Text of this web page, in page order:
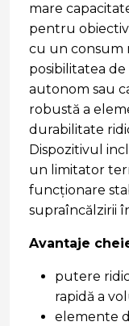
mare
pentru
cu un consum
posibilitatea
autonom sau
robustă a
durabilitate
Dispozitivul
un limitator
funcționare
supraîncălzirii
Avantaje
putere
rapidă a
elemente